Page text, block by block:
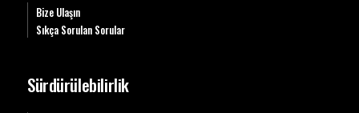
Bize Ulaşın
Sıkça Sorulan Sorular
Sürdürülebilirlik